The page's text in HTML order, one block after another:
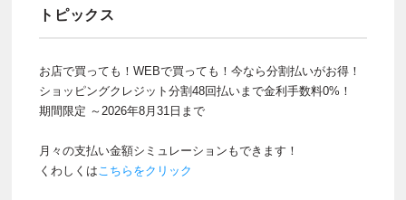
トピックス
お店で買っても！WEBで買っても！今なら分割払いがお得！
ショッピングクレジット分割48回払いまで金利手数料0%！
期間限定 ～2026年8月31日まで
月々の支払い金額シミュレーションもできます！
くわしくは こちらをクリック